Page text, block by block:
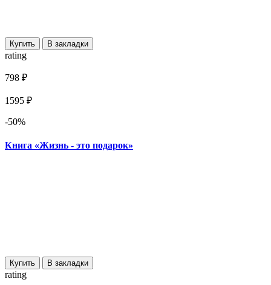
Купить В закладки
rating
798 ₽
1595 ₽
-50%
Книга «Жизнь - это подарок»
Купить В закладки
rating